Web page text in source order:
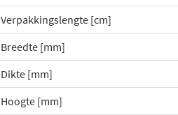
Verpakkingslengte [cm]
Breedte [mm]
Dikte [mm]
Hoogte [mm]